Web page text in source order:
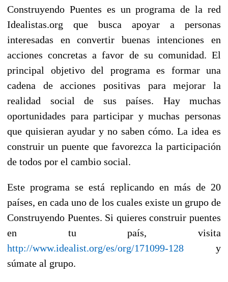
Construyendo Puentes es un programa de la red
Idealistas.org que busca apoyar a personas
interesadas en convertir buenas intenciones en
acciones concretas a favor de su comunidad. El
principal objetivo del programa es formar una
cadena de acciones positivas para mejorar la
realidad social de sus países. Hay muchas
oportunidades para participar y muchas personas
que quisieran ayudar y no saben cómo. La idea es
construir un puente que favorezca la participación
de todos por el cambio social.
Este programa se está replicando en más de 20
países, en cada uno de los cuales existe un grupo de
Construyendo Puentes. Si quieres construir puentes
en tu país, visita
http://www.idealist.org/es/org/171099-128 y
súmate al grupo.